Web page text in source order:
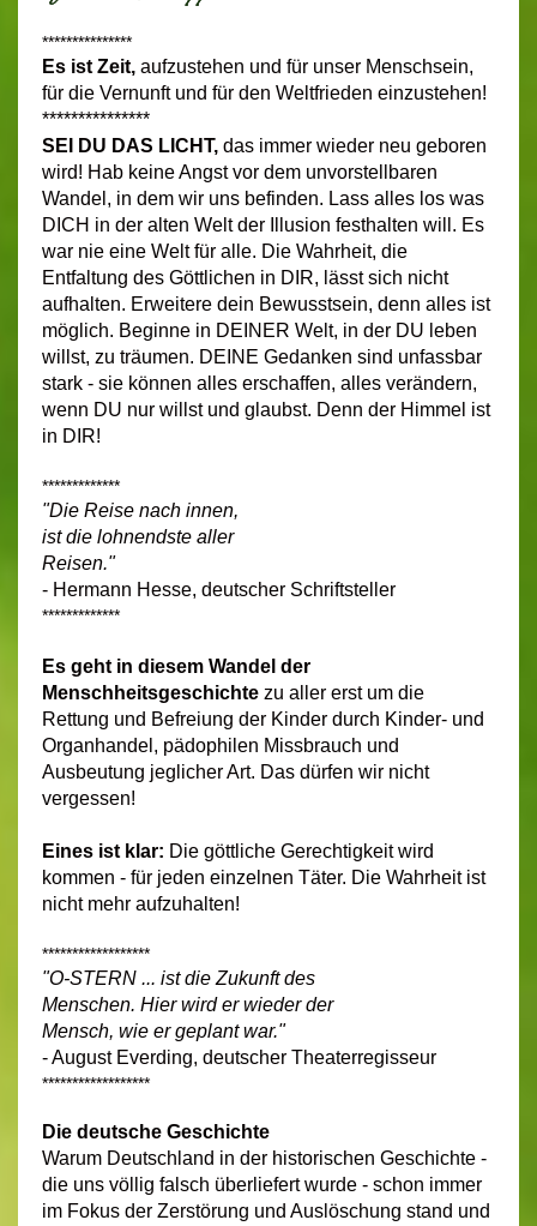
***************
Es ist Zeit, aufzustehen und für unser Menschsein,
für die Vernunft und für den Weltfrieden einzustehen!
***************
SEI DU DAS LICHT, das immer wieder neu geboren
wird! Hab keine Angst vor dem unvorstellbaren
Wandel, in dem wir uns befinden. Lass alles los was
DICH in der alten Welt der Illusion festhalten will. Es
war nie eine Welt für alle. Die Wahrheit, die
Entfaltung des Göttlichen in DIR, lässt sich nicht
aufhalten. Erweitere dein Bewusstsein, denn alles ist
möglich. Beginne in DEINER Welt, in der DU leben
willst, zu träumen. DEINE Gedanken sind unfassbar
stark - sie können alles erschaffen, alles verändern,
wenn DU nur willst und glaubst. Denn der Himmel ist
in DIR!
*************
"Die Reise nach innen,
ist die lohnendste aller
Reisen."
- Hermann Hesse, deutscher Schriftsteller
*************
Es geht in diesem Wandel der
Menschheitsgeschichte zu aller erst um die
Rettung und Befreiung der Kinder durch Kinder- und
Organhandel, pädophilen Missbrauch und
Ausbeutung jeglicher Art. Das dürfen wir nicht
vergessen!
Eines ist klar: Die göttliche Gerechtigkeit wird
kommen - für jeden einzelnen Täter. Die Wahrheit ist
nicht mehr aufzuhalten!
******************
"O-STERN ... ist die Zukunft des
Menschen. Hier wird er wieder der
Mensch, wie er geplant war."
- August Everding, deutscher Theaterregisseur
******************
Die deutsche Geschichte
Warum Deutschland in der historischen Geschichte -
die uns völlig falsch überliefert wurde - schon immer
im Fokus der Zerstörung und Auslöschung stand und